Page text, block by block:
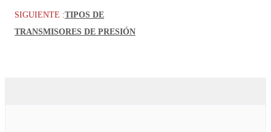
SIGUIENTE :TIPOS DE
TRANSMISORES DE PRESIÓN